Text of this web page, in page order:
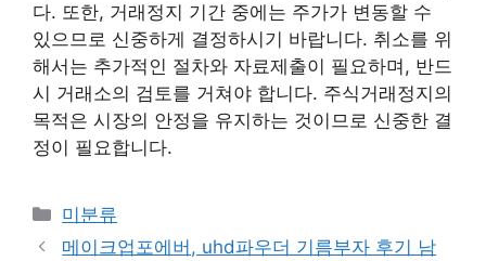
다. 또한, 거래정지 기간 중에는 주가가 변동할 수
있으므로 신중하게 결정하시기 바랍니다. 취소를 위
해서는 추가적인 절차와 자료제출이 필요하며, 반드
시 거래소의 검토를 거쳐야 합니다. 주식거래정지의
목적은 시장의 안정을 유지하는 것이므로 신중한 결
정이 필요합니다.
Categories
미분류
메이크업포에버, uhd파우더 기름부자 후기 남